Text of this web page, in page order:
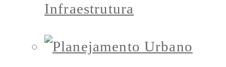
Infraestrutura